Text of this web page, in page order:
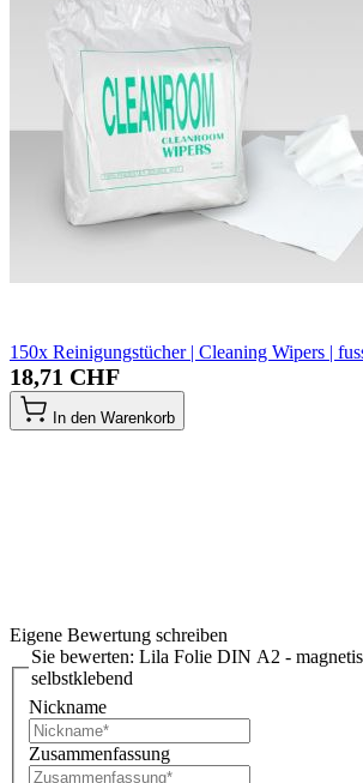
150x Reinigungstücher | Cleaning Wipers |
18,71 CHF
In den Warenkorb
Eigene Bewertung schreiben
Sie bewerten: Lila Folie DIN A2 -
selbstklebend
Nickname
Zusammenfassung